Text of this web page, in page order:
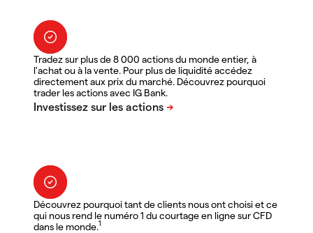
Tradez sur plus de 8 000 actions du monde entier, à
l'achat ou à la vente. Pour plus de liquidité accédez
directement aux prix du marché. Découvrez pourquoi
trader les actions avec IG Bank.
Découvrez pourquoi tant de clients nous ont choisi et ce
qui nous rend le numéro 1 du courtage en ligne sur CFD
dans le monde.1